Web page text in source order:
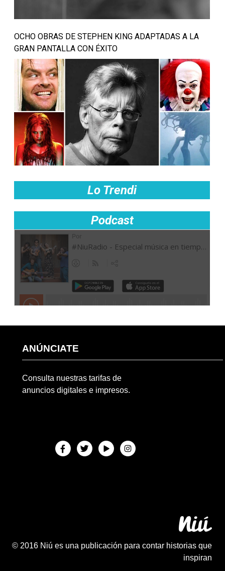
OCHO OBRAS DE STEPHEN KING ADAPTADAS A LA
GRAN PANTALLA CON ÉXITO
Lo Trendi
Podcast
ANÚNCIATE
Consulta nuestras tarifas de
anuncios digitales e impresos.
© 2016 Niú es una publicación para contar historias que
inspiran